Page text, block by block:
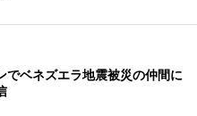
でベネズエラ地震被災の仲間に